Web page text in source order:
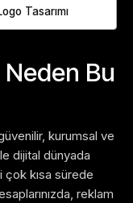
Tasarımı
Neden Bu
kurumsal ve
dijital dünyada
çok kısa sürede
reklam